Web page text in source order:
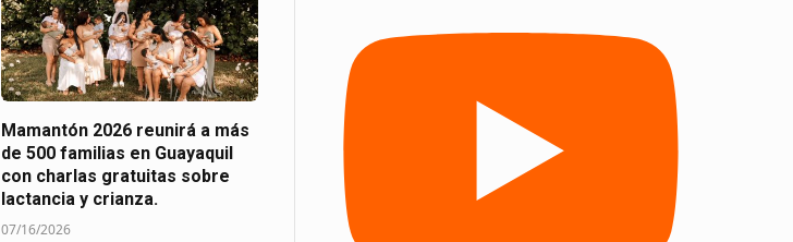
Mamantón 2026 reunirá a más
de 500 familias en Guayaquil
con charlas gratuitas sobre
lactancia y crianza.
07/16/2026